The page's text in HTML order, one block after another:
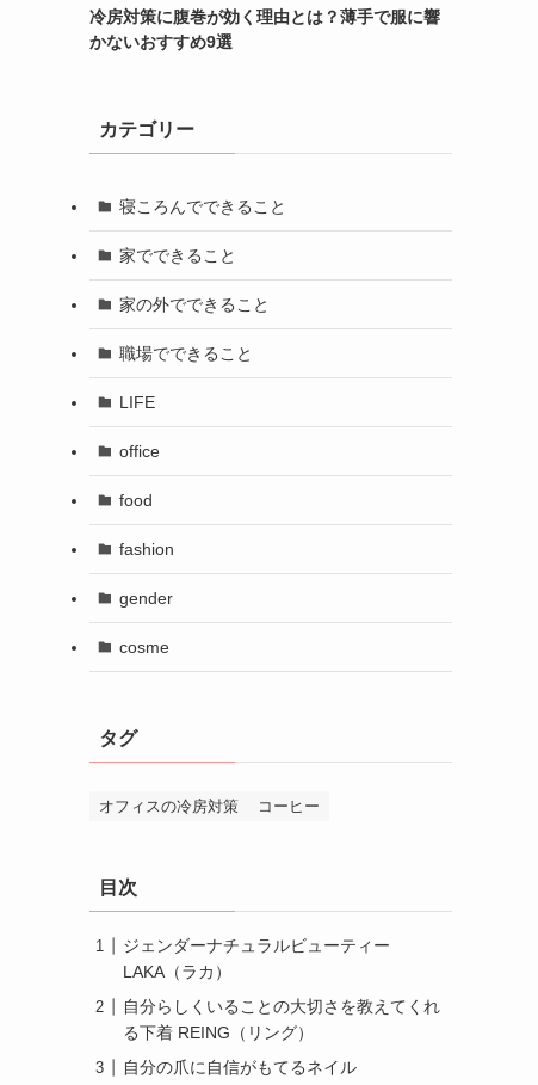
冷房対策に腹巻が効く理由とは？薄手で服に響
かないおすすめ9選
カテゴリー
寝ころんでできること
家でできること
家の外でできること
職場でできること
LIFE
office
food
fashion
gender
cosme
タグ
オフィスの冷房対策 コーヒー
目次
ジェンダーナチュラルビューティー
LAKA（ラカ）
自分らしくいることの大切さを教えてくれ
る下着 REING（リング）
自分の爪に自信がもてるネイル